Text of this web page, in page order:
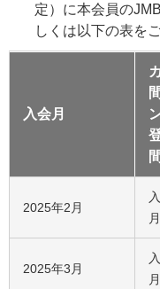
定）に本会員の
しくは以下の表を
入会月
間
2025年2月
2025年3月